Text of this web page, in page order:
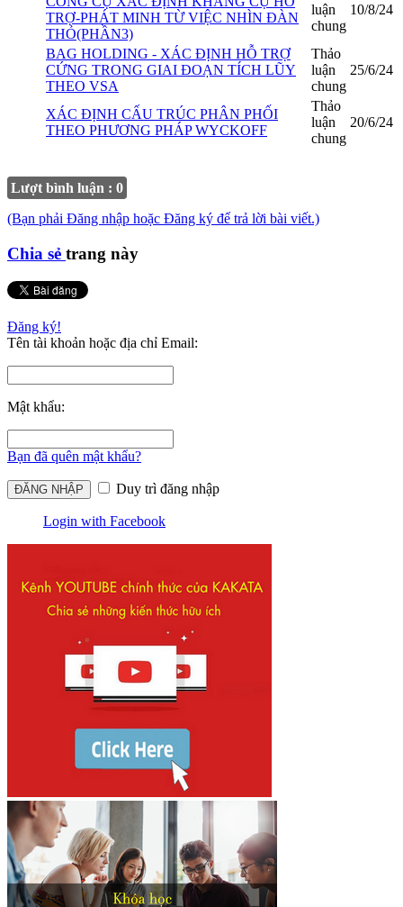
TRỢ-PHÁT MINH TỪ VIỆC NHÌN ĐÀN
THỎ(PHẦN3)
luận
chung
10/8/24
BAG HOLDING - XÁC ĐỊNH HỖ TRỢ
CỨNG TRONG GIAI ĐOẠN TÍCH LŨY
THEO VSA
Thảo
luận
chung
25/6/24
XÁC ĐỊNH CẤU TRÚC PHÂN PHỐI
THEO PHƯƠNG PHÁP WYCKOFF
Thảo
luận
chung
20/6/24
Lượt bình luận : 0
(Bạn phải Đăng nhập hoặc Đăng ký để trả lời bài viết.)
Chia sẻ trang này
Đăng ký!
Tên tài khoản hoặc địa chỉ Email:
Mật khẩu:
Bạn đã quên mật khẩu?
Duy trì đăng nhập
Login with Facebook